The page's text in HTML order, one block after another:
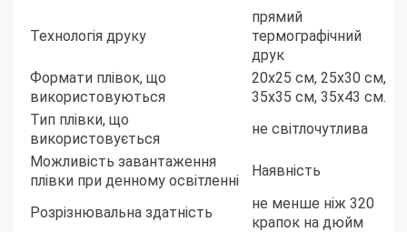
Технологія друку
прямий
термографічний
друк
Формати плівок, що
використовуються
20х25 см, 25х30 см,
35х35 см, 35х43 см.
Тип плівки, що
використовується
не світлочутлива
Можливість завантаження
плівки при денному освітленні
Наявність
Розрізнювальна здатність
не менше ніж 320
крапок на дюйм